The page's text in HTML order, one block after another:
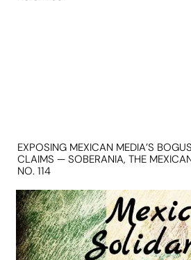
EXPOSING MEXICAN MEDIA’S
CLAIMS — SOBERANIA, THE
NO. 114